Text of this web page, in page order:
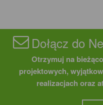
Dołącz do
Otrzymuj na
projektowych,
realizacjach oraz